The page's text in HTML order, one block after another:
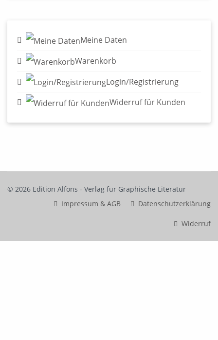
Meine Daten
Warenkorb
Login/Registrierung
Widerruf für Kunden
© 2026 Edition Alfons - Verlag für Graphische Literatur
Impressum & AGB
Datenschutzerklärung
Widerruf